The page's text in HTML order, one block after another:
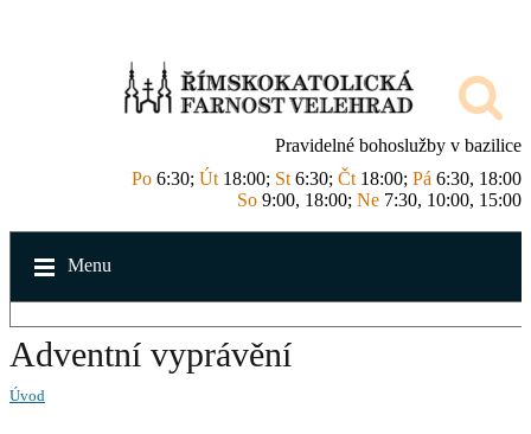
Pravidelné bohoslužby v bazilice
Po 6:30; Út 18:00; St 6:30; Čt 18:00; Pá 6:30, 18:00
So 9:00, 18:00; Ne 7:30, 10:00, 15:00
Menu
Adventní vyprávění
Úvod